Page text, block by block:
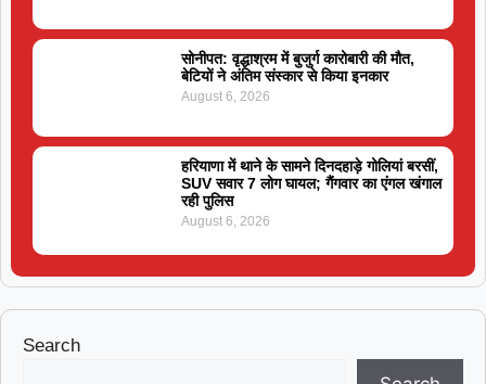
सोनीपत: वृद्धाश्रम में बुजुर्ग कारोबारी की मौत,
बेटियों ने अंतिम संस्कार से किया इनकार
August 6, 2026
हरियाणा में थाने के सामने दिनदहाड़े गोलियां बरसीं,
SUV सवार 7 लोग घायल; गैंगवार का एंगल खंगाल
रही पुलिस
August 6, 2026
Search